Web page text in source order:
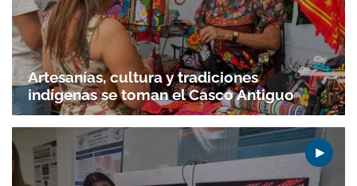
Artesanías, cultura y tradiciones
indígenas se toman el Casco Antiguo